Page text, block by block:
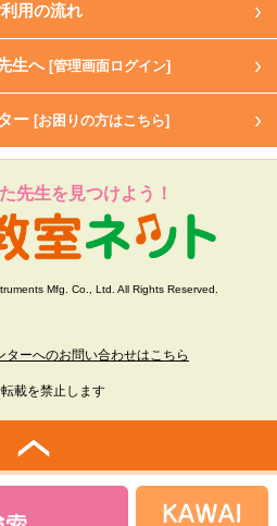
用の流れ
生へ [管理画面ログイン]
ー [お困りの方はこちら]
先生を見つけよう！
Mfg. Co., Ltd. All Rights Reserved.
ターへのお問い合わせはこちら
載を禁止します